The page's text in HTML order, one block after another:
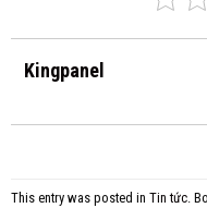
Kingpanel
This entry was posted in Tin tức .